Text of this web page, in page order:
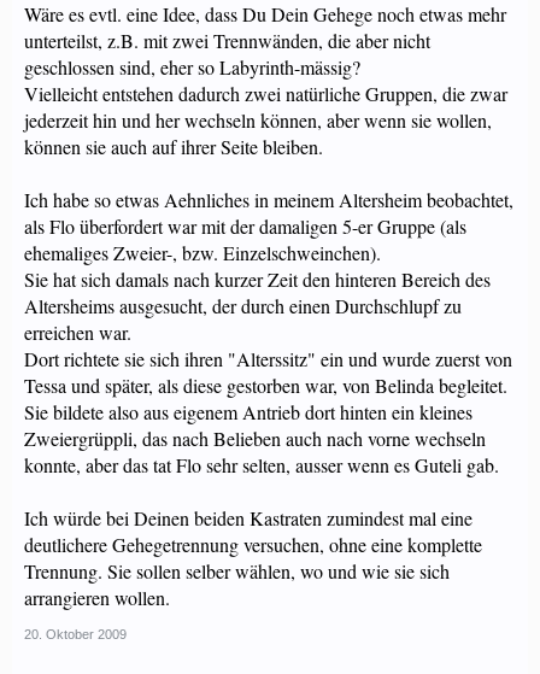
Wäre es evtl. eine Idee, dass Du Dein Gehege noch etwas mehr
unterteilst, z.B. mit zwei Trennwänden, die aber nicht
geschlossen sind, eher so Labyrinth-mässig?
Vielleicht entstehen dadurch zwei natürliche Gruppen, die zwar
jederzeit hin und her wechseln können, aber wenn sie wollen,
können sie auch auf ihrer Seite bleiben.
Ich habe so etwas Aehnliches in meinem Altersheim beobachtet,
als Flo überfordert war mit der damaligen 5-er Gruppe (als
ehemaliges Zweier-, bzw. Einzelschweinchen).
Sie hat sich damals nach kurzer Zeit den hinteren Bereich des
Altersheims ausgesucht, der durch einen Durchschlupf zu
erreichen war.
Dort richtete sie sich ihren "Alterssitz" ein und wurde zuerst von
Tessa und später, als diese gestorben war, von Belinda begleitet.
Sie bildete also aus eigenem Antrieb dort hinten ein kleines
Zweiergrüppli, das nach Belieben auch nach vorne wechseln
konnte, aber das tat Flo sehr selten, ausser wenn es Guteli gab.
Ich würde bei Deinen beiden Kastraten zumindest mal eine
deutlichere Gehegetrennung versuchen, ohne eine komplette
Trennung. Sie sollen selber wählen, wo und wie sie sich
arrangieren wollen.
20. Oktober 2009